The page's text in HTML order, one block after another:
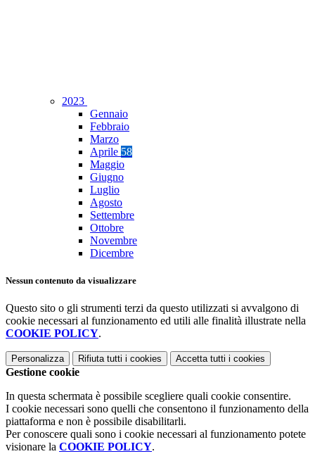
2023
Gennaio
Febbraio
Marzo
Aprile 58
Maggio
Giugno
Luglio
Agosto
Settembre
Ottobre
Novembre
Dicembre
Nessun contenuto da visualizzare
Questo sito o gli strumenti terzi da questo utilizzati si avvalgono di
cookie necessari al funzionamento ed utili alle finalità illustrate nella
COOKIE POLICY.
Personalizza Rifiuta tutti i cookies Accetta tutti i cookies
Gestione cookie
In questa schermata è possibile scegliere quali cookie consentire.
I cookie necessari sono quelli che consentono il funzionamento della
piattaforma e non è possibile disabilitarli.
Per conoscere quali sono i cookie necessari al funzionamento potete
visionare la COOKIE POLICY.